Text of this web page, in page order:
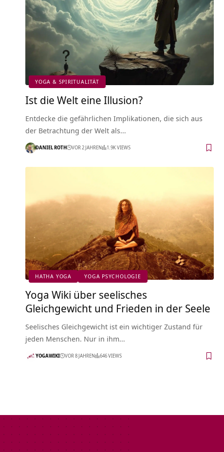
YOGA & SPIRITUALITÄT
Ist die Welt eine Illusion?
Entdecke die gefährlichen Implikationen, die sich aus
der Betrachtung der Welt als…
DANIEL ROTH VOR 2 JAHREN 1.9K VIEWS
HATHA YOGA YOGA PSYCHOLOGIE
Yoga Wiki über seelisches
Gleichgewicht und Frieden in der Seele
Seelisches Gleichgewicht ist ein wichtiger Zustand für
jeden Menschen. Nur in ihm…
YOGAWIKI VOR 8 JAHREN 646 VIEWS